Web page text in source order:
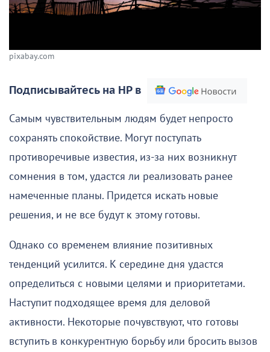
pixabay.com
Подписывайтесь на НР в
Самым чувствительным людям будет непросто
сохранять спокойствие. Могут поступать
противоречивые известия, из-за них возникнут
сомнения в том, удастся ли реализовать ранее
намеченные планы. Придется искать новые
решения, и не все будут к этому готовы.
Однако со временем влияние позитивных
тенденций усилится. К середине дня удастся
определиться с новыми целями и приоритетами.
Наступит подходящее время для деловой
активности. Некоторые почувствуют, что готовы
вступить в конкурентную борьбу или бросить вызов